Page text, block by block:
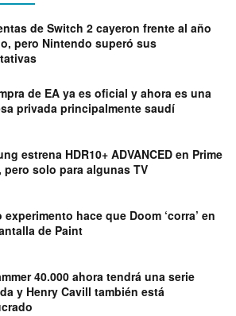
de Switch 2 cayeron frente al año
pero Nintendo superó sus
de EA ya es oficial y ahora es una
privada principalmente saudí
estrena HDR10+ ADVANCED en Prime
pero solo para algunas TV
experimento hace que Doom ‘corra’ en
de Paint
40.000 ahora tendrá una serie
y Henry Cavill también está